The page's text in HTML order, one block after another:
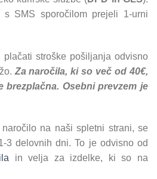
SMS sporočilom prejeli 1-urni
stroške pošiljanja odvisno
Za naročila, ki so več od 40€,
brezplačna. Osebni prevzem je
na naši spletni strani, se
3 delovnih dni. To je odvisno od
in velja za izdelke, ki so na